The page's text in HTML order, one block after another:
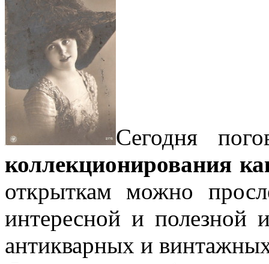
Сегодня
коллекционирования
открыткам можно
интересной и
антикварных и